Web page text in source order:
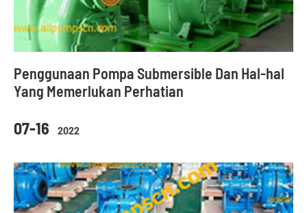
07-16 2022
Penggunaan Pompa Submersible Dan Hal-hal
Yang Memerlukan Perhatian